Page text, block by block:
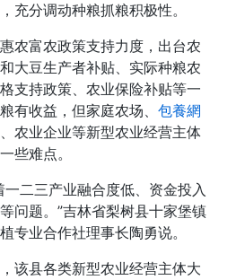
充分调动种粮抓粮积极性。
农富农政策支持力度，出台农
大豆生产者补贴、实际种粮农
支持政策、农业保险补贴等一
有收益，但家庭农场、 包養網
农业企业等新型农业经营主体
些难点。
二三产业融合度低、资金投入
问题。”吉林省梨树县十家堡镇
专业合作社理事长陶勇说。
该县各类新型农业经营主体大